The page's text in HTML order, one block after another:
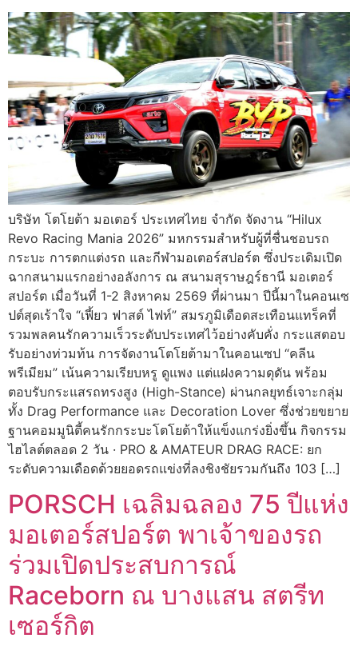
บริษัท โตโยต้า มอเตอร์ ประเทศไทย จำกัด จัดงาน “Hilux
Revo Racing Mania 2026” มหกรรมสำหรับผู้ที่ชื่นชอบรถ
กระบะ การตกแต่งรถ และกีฬามอเตอร์สปอร์ต ซึ่งประเดิมเปิด
ฉากสนามแรกอย่างอลังการ ณ สนามสุราษฎร์ธานี มอเตอร์
สปอร์ต เมื่อวันที่ 1-2 สิงหาคม 2569 ที่ผ่านมา ปีนี้มาในคอนเซ
ปต์สุดเร้าใจ “เฟี้ยว ฟาสต์ ไฟท์” สมรภูมิเดือดสะเทือนแทร็คที่
รวมพลคนรักความเร็วระดับประเทศไว้อย่างคับคั่ง กระแสตอบ
รับอย่างท่วมท้น การจัดงานโตโยต้ามาในคอนเซป “คลีน
พรีเมียม” เน้นความเรียบหรู ดูแพง แต่แฝงความดุดัน พร้อม
ตอบรับกระแสรถทรงสูง (High-Stance) ผ่านกลยุทธ์เจาะกลุ่ม
ทั้ง Drag Performance และ Decoration Lover ซึ่งช่วยขยาย
ฐานคอมมูนิตี้คนรักกระบะโตโยต้าให้แข็งแกร่งยิ่งขึ้น กิจกรรม
ไฮไลต์ตลอด 2 วัน · PRO & AMATEUR DRAG RACE: ยก
ระดับความเดือดด้วยยอดรถแข่งที่ลงชิงชัยรวมกันถึง 103 […]
PORSCH เฉลิมฉลอง 75 ปีแห่ง
มอเตอร์สปอร์ต พาเจ้าของรถ
ร่วมเปิดประสบการณ์
Raceborn ณ บางแสน สตรีท
เซอร์กิต